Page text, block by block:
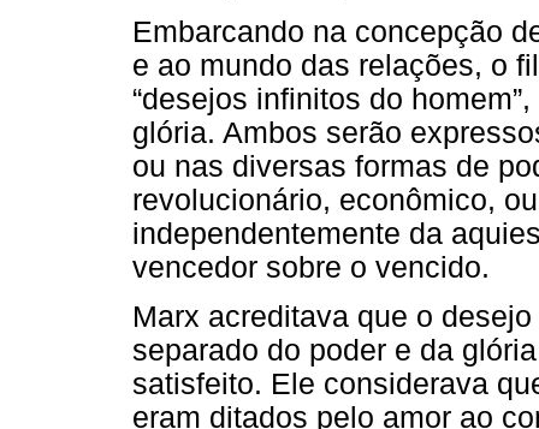
Embarcando na concepção
e ao mundo das relações, o
“desejos infinitos do
glória. Ambos serão
ou nas diversas formas de
revolucionário, econômico,
independentemente da
vencedor sobre o vencido.
Marx acreditava que o
separado do poder e da
satisfeito. Ele considerava
eram ditados pelo amor ao